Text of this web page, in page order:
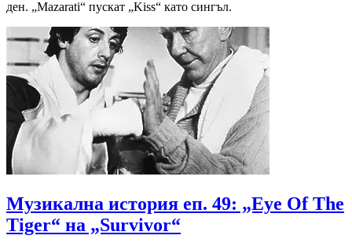
ден. „Mazarati“ пускат „Kiss“ като сингъл.
Музикална история еп. 49: „Eye Of The
Tiger“ на „Survivor“